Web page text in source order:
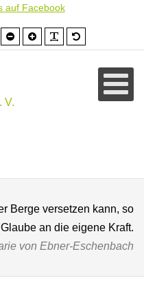
auf Facebook
Schrift
kleiner
Schrift
größer
V.
Berge versetzen kann, so
an die eigene Kraft.
von Ebner-Eschenbach